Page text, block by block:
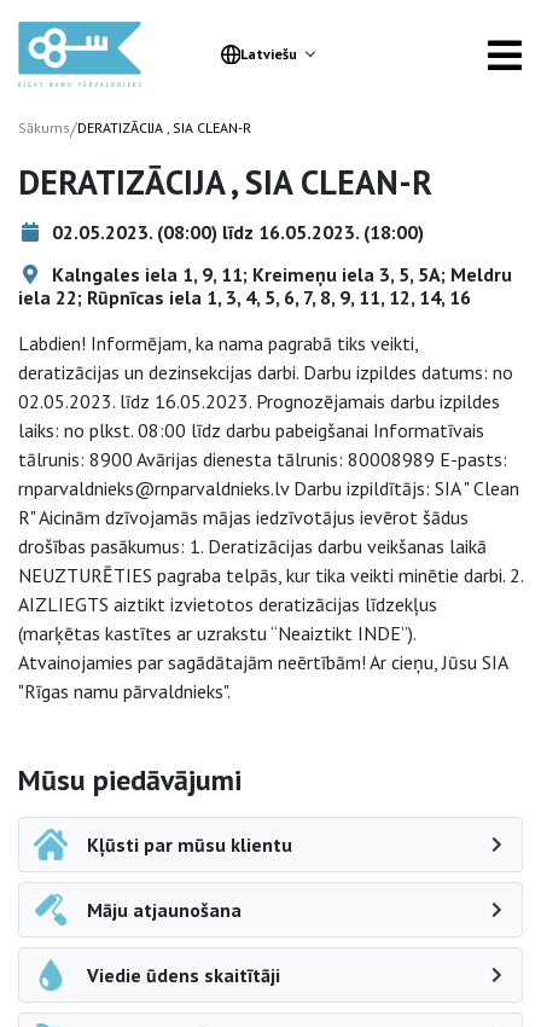
Latviešu
Sākums/DERATIZĀCIJA , SIA CLEAN-R
DERATIZĀCIJA , SIA CLEAN-R
02.05.2023. (08:00) līdz 16.05.2023. (18:00)
Kalngales iela 1, 9, 11; Kreimeņu iela 3, 5, 5A; Meldru
iela 22; Rūpnīcas iela 1, 3, 4, 5, 6, 7, 8, 9, 11, 12, 14, 16
Labdien! Informējam, ka nama pagrabā tiks veikti,
deratizācijas un dezinsekcijas darbi. Darbu izpildes datums: no
02.05.2023. līdz 16.05.2023. Prognozējamais darbu izpildes
laiks: no plkst. 08:00 līdz darbu pabeigšanai Informatīvais
tālrunis: 8900 Avārijas dienesta tālrunis: 80008989 E-pasts:
rnparvaldnieks@rnparvaldnieks.lv Darbu izpildītājs: SIA " Clean
R" Aicinām dzīvojamās mājas iedzīvotājus ievērot šādus
drošības pasākumus: 1. Deratizācijas darbu veikšanas laikā
NEUZTURĒTIES pagraba telpās, kur tika veikti minētie darbi. 2.
AIZLIEGTS aiztikt izvietotos deratizācijas līdzekļus
(marķētas kastītes ar uzrakstu “Neaiztikt INDE”).
Atvainojamies par sagādātajām neērtībām! Ar cieņu, Jūsu SIA
"Rīgas namu pārvaldnieks".
Sāna navigācija
Mūsu piedāvājumi
Kļūsti par mūsu klientu
Māju atjaunošana
Viedie ūdens skaitītāji